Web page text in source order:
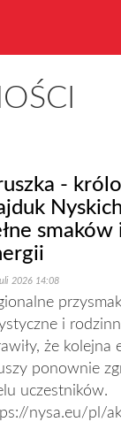
-
2026 14:08
i
że kolejna
ponownie
uczestników.
nysa.eu/pl/